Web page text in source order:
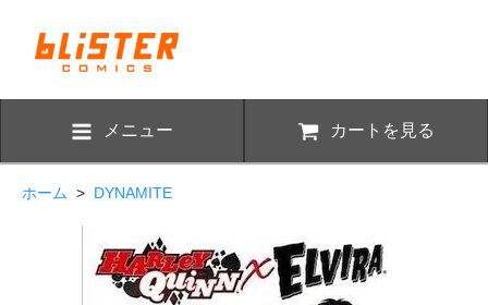
メニュー カートを見る
ホーム > DYNAMITE